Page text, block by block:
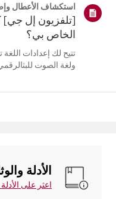
استكشاف الأعطال
[تلفزيون إل جي]
الخاص بي؟
تتيح لك إعدادات
ولغة الصوت
الأدلة
اعثر على